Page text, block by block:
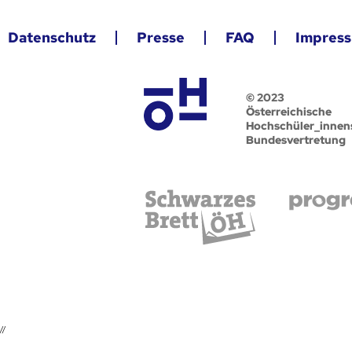
Datenschutz Presse FAQ
© 2023
Österreichische
Bundesvertretung
//